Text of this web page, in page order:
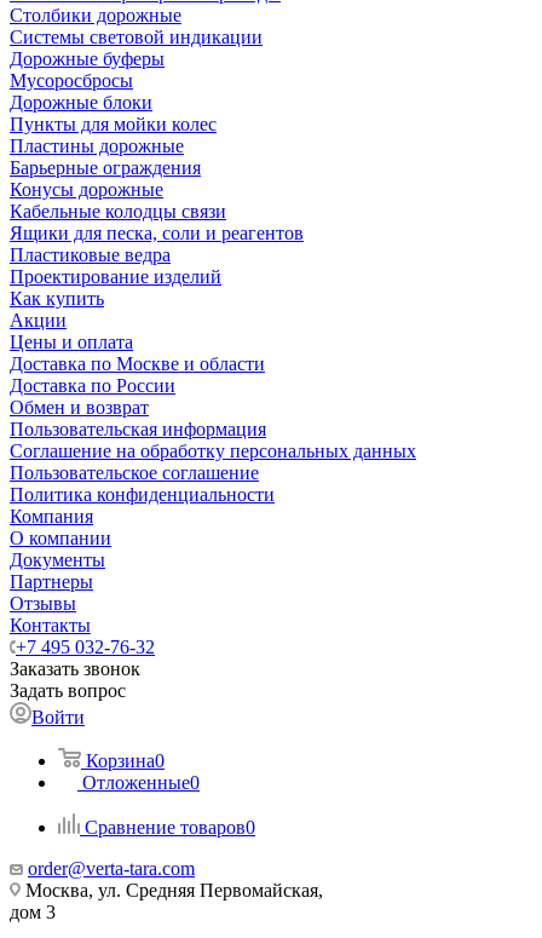
Столбики дорожные
Системы световой индикации
Дорожные буферы
Мусоросбросы
Дорожные блоки
Пункты для мойки колес
Пластины дорожные
Барьерные ограждения
Конусы дорожные
Кабельные колодцы связи
Ящики для песка, соли и реагентов
Пластиковые ведра
Проектирование изделий
Как купить
Акции
Цены и оплата
Доставка по Москве и области
Доставка по России
Обмен и возврат
Пользовательская информация
Соглашение на обработку персональных данных
Пользовательское соглашение
Политика конфиденциальности
Компания
О компании
Документы
Партнеры
Отзывы
Контакты
+7 495 032-76-32
Заказать звонок
Задать вопрос
Войти
Корзина0
Отложенные0
Сравнение товаров0
order@verta-tara.com
Москва, ул. Средняя Первомайская,
дом 3